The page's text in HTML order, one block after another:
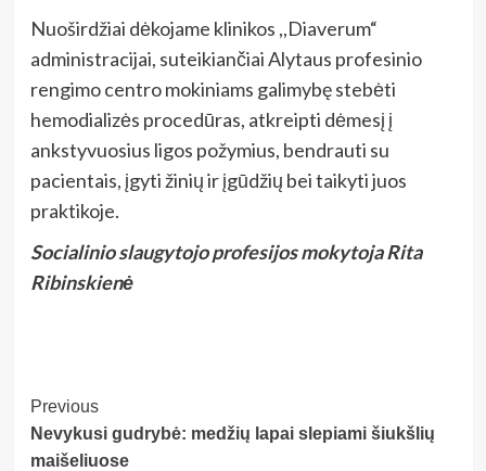
Nuoširdžiai dėkojame klinikos ,,Diaverum“
administracijai, suteikiančiai Alytaus profesinio
rengimo centro mokiniams galimybę stebėti
hemodializės procedūras, atkreipti dėmesį į
ankstyvuosius ligos požymius, bendrauti su
pacientais, įgyti žinių ir įgūdžių bei taikyti juos
praktikoje.
Socialinio slaugytojo profesijos mokytoja Rita
Ribinskienė
Post
Navigation
Previous
Nevykusi gudrybė: medžių lapai slepiami šiukšlių
maišeliuose